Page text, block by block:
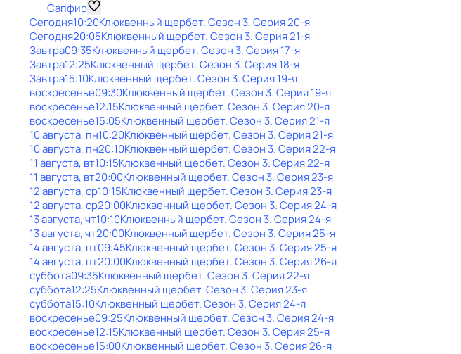
Сапфир
Сегодня10:20Клюквенный щербет. Сезон 3. Серия 20-я
Сегодня20:05Клюквенный щербет. Сезон 3. Серия 21-я
Завтра09:35Клюквенный щербет. Сезон 3. Серия 17-я
Завтра12:25Клюквенный щербет. Сезон 3. Серия 18-я
Завтра15:10Клюквенный щербет. Сезон 3. Серия 19-я
воскресенье09:30Клюквенный щербет. Сезон 3. Серия 19-я
воскресенье12:15Клюквенный щербет. Сезон 3. Серия 20-я
воскресенье15:05Клюквенный щербет. Сезон 3. Серия 21-я
10 августа, пн10:20Клюквенный щербет. Сезон 3. Серия 21-я
10 августа, пн20:10Клюквенный щербет. Сезон 3. Серия 22-я
11 августа, вт10:15Клюквенный щербет. Сезон 3. Серия 22-я
11 августа, вт20:00Клюквенный щербет. Сезон 3. Серия 23-я
12 августа, ср10:15Клюквенный щербет. Сезон 3. Серия 23-я
12 августа, ср20:00Клюквенный щербет. Сезон 3. Серия 24-я
13 августа, чт10:10Клюквенный щербет. Сезон 3. Серия 24-я
13 августа, чт20:00Клюквенный щербет. Сезон 3. Серия 25-я
14 августа, пт09:45Клюквенный щербет. Сезон 3. Серия 25-я
14 августа, пт20:00Клюквенный щербет. Сезон 3. Серия 26-я
суббота09:35Клюквенный щербет. Сезон 3. Серия 22-я
суббота12:25Клюквенный щербет. Сезон 3. Серия 23-я
суббота15:10Клюквенный щербет. Сезон 3. Серия 24-я
воскресенье09:25Клюквенный щербет. Сезон 3. Серия 24-я
воскресенье12:15Клюквенный щербет. Сезон 3. Серия 25-я
воскресенье15:00Клюквенный щербет. Сезон 3. Серия 26-я